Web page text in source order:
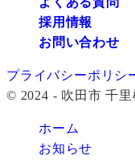
採用情報
お問い合わせ
プライバシーポリシ
© 2024 - 吹田市 千
ホーム
お知らせ